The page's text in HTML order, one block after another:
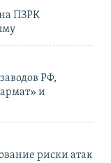
ПЗРК
РФ,
и
риски атак